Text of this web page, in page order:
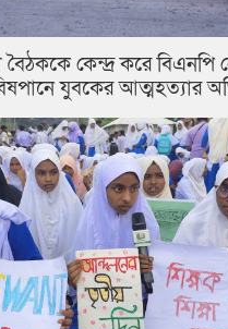
বৈঠককে কেন্দ্র করে বিএনপি
যুবকের আত্মহত্যার